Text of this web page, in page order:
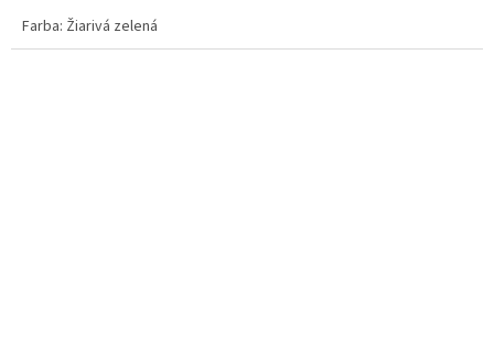
Farba: Žiarivá zelená